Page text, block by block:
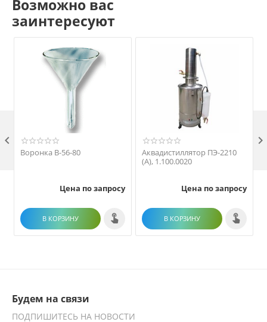
Возможно вас
заинтересуют
Воронка В-56-80
Цена по запросу
В КОРЗИНУ
Аквадистиллятор ПЭ-2210
(А), 1.100.0020
Цена по запросу
В КОРЗИНУ
 
Будем на связи
ПОДПИШИТЕСЬ НА НОВОСТИ